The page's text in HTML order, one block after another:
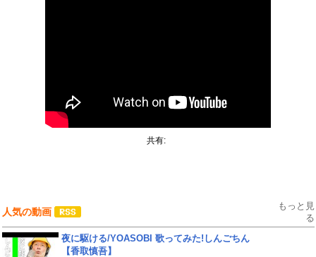
共有:
人気の動画
もっと見
る
夜に駆ける/YOASOBI 歌ってみた!しんごちん
【香取慎吾】